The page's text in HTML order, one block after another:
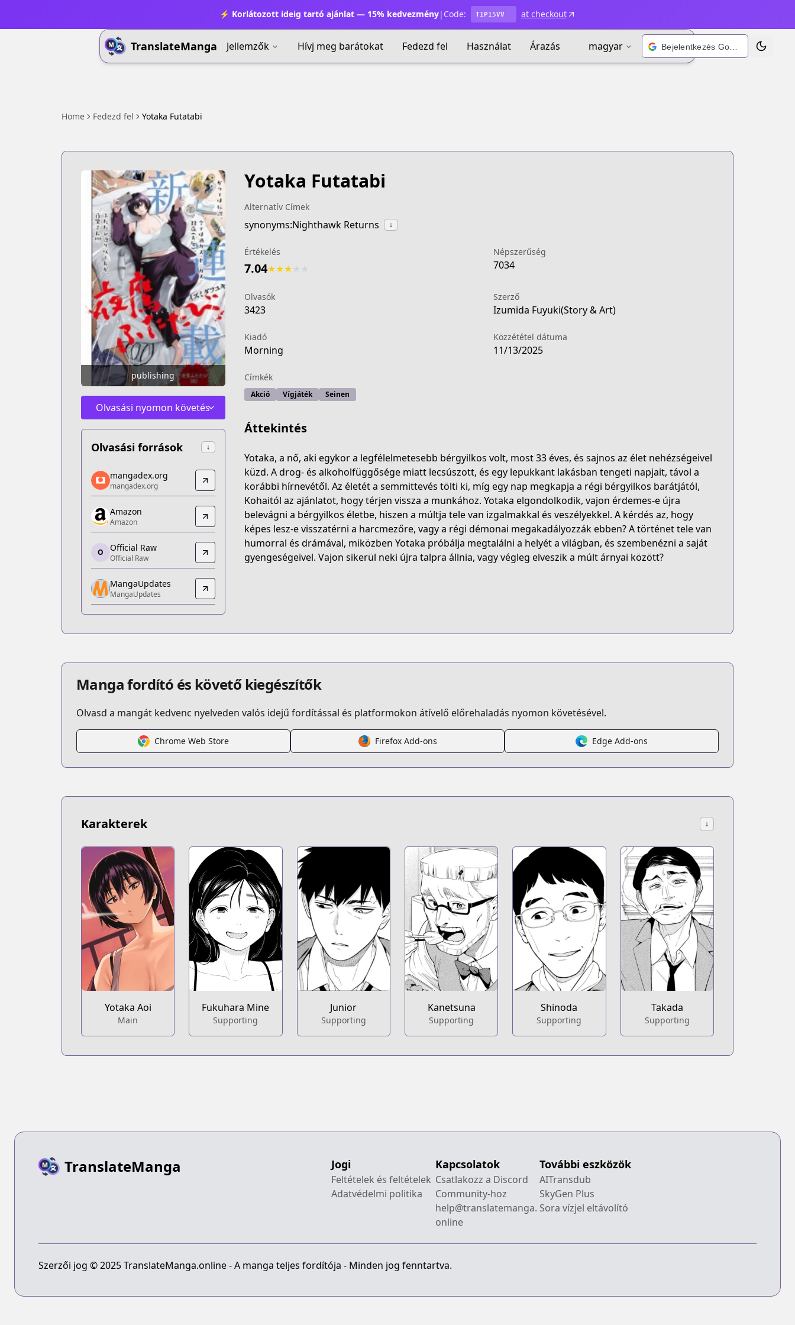
⚡ Korlátozott ideig tartó ajánlat — 15% kedvezmény| Code: T1P15VV at checkout
TranslateManga Jellemzők Hívj meg barátokat Fedezd fel Használat Árazás magyar Téma
Home Fedezd fel Yotaka Futatabi
publishing
Olvasási nyomon követés
Olvasási források ↓
mangadex.org
mangadex.org
https://mangadex.org/title/f21cda14-5352-4ae9-82c5-53d68b4d8869
Amazon
Amazon
https://www.amazon.co.jp/dp/B0G1MN7MHP
Official Raw
Official Raw
https://morning.kodansha.co.jp/c/yotakafutatabi.html
MangaUpdates
MangaUpdates
mangadex.org
mangadex.org
Amazon
Amazon
O Official Raw
Official Raw
MangaUpdates
MangaUpdates
Yotaka Futatabi
Alternatív Címek
synonyms:Nighthawk Returns ↓
Értékelés
7.04★★★
Népszerűség
7034
Olvasók
3423
Szerző
Izumida Fuyuki(Story & Art)
Kiadó
Morning
Közzététel dátuma
11/13/2025
Címkék
Akció Vígjáték Seinen
Áttekintés
Yotaka, a nő, aki egykor a legfélelmetesebb bérgyilkos volt, most 33 éves, és sajnos az élet nehézségeivel
küzd. A drog- és alkoholfüggősége miatt lecsúszott, és egy lepukkant lakásban tengeti napjait, távol a
korábbi hírnevétől. Az életét a semmittevés tölti ki, míg egy nap megkapja a régi bérgyilkos barátjától,
Kohaitól az ajánlatot, hogy térjen vissza a munkához. Yotaka elgondolkodik, vajon érdemes-e újra
belevágni a bérgyilkos életbe, hiszen a múltja tele van izgalmakkal és veszélyekkel. A kérdés az, hogy
képes lesz-e visszatérni a harcmezőre, vagy a régi démonai megakadályozzák ebben? A történet tele van
humorral és drámával, miközben Yotaka próbálja megtalálni a helyét a világban, és szembenézni a saját
gyengeségeivel. Vajon sikerül neki újra talpra állnia, vagy végleg elveszik a múlt árnyai között?
Manga fordító és követő kiegészítők
Olvasd a mangát kedvenc nyelveden valós idejű fordítással és platformokon átívelő előrehaladás nyomon követésével.
Chrome Web Store Firefox Add-ons Edge Add-ons
Karakterek ↓
Yotaka Aoi
Main
Fukuhara Mine
Supporting
Junior
Supporting
Kanetsuna
Supporting
Shinoda
Supporting
Takada
Supporting
TranslateManga Jogi
Feltételek és feltételek
Adatvédelmi politika
Kapcsolatok
Csatlakozz a Discord
Community-hoz
help@translatemanga.
online
További eszközök
AITransdub
SkyGen Plus
Sora vízjel eltávolító
Szerzői jog © 2025 TranslateManga.online - A manga teljes fordítója - Minden jog fenntartva.